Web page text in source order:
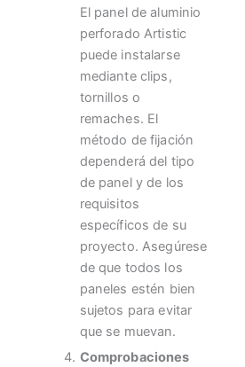
El panel de aluminio
perforado Artistic
puede instalarse
mediante clips,
tornillos o
remaches. El
método de fijación
dependerá del tipo
de panel y de los
requisitos
específicos de su
proyecto. Asegúrese
de que todos los
paneles estén bien
sujetos para evitar
que se muevan.
Comprobaciones